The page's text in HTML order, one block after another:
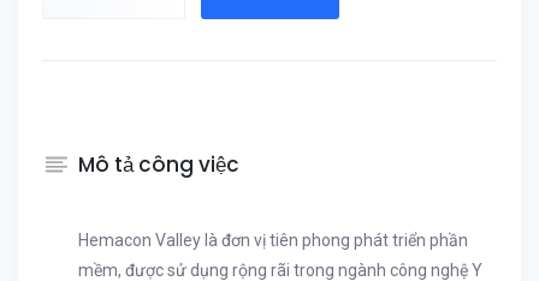
Mô tả công việc
Hemacon Valley là đơn vị tiên phong phát triển phần
mềm, được sử dụng rộng rãi trong ngành công nghệ Y